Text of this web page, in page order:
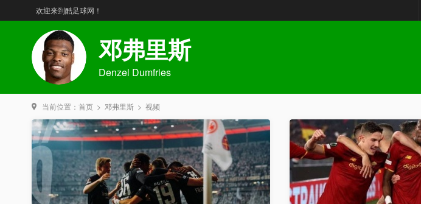
欢迎来到酷足球网！
邓弗里斯
Denzel Dumfries
当前位置： 首页 > 邓弗里斯 > 视频